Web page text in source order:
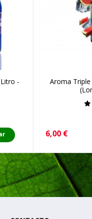
-
Aroma Triple
Precio
6,00 €